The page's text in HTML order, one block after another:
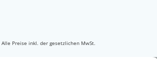
Alle Preise inkl. der gesetzlichen MwSt.